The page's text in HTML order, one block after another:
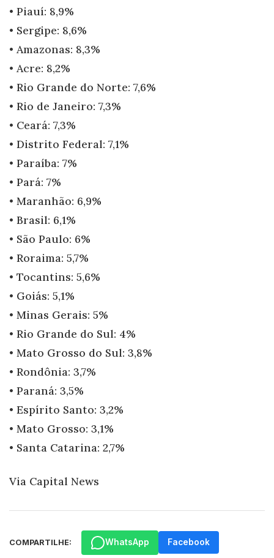
• Piauí: 8,9%
• Sergipe: 8,6%
• Amazonas: 8,3%
• Acre: 8,2%
• Rio Grande do Norte: 7,6%
• Rio de Janeiro: 7,3%
• Ceará: 7,3%
• Distrito Federal: 7,1%
• Paraíba: 7%
• Pará: 7%
• Maranhão: 6,9%
• Brasil: 6,1%
• São Paulo: 6%
• Roraima: 5,7%
• Tocantins: 5,6%
• Goiás: 5,1%
• Minas Gerais: 5%
• Rio Grande do Sul: 4%
• Mato Grosso do Sul: 3,8%
• Rondônia: 3,7%
• Paraná: 3,5%
• Espírito Santo: 3,2%
• Mato Grosso: 3,1%
• Santa Catarina: 2,7%
Via Capital News
COMPARTILHE: WhatsApp Facebook